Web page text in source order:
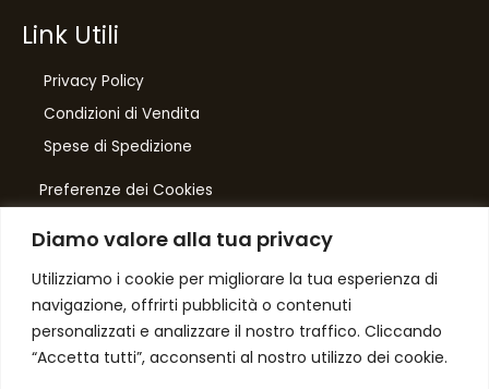
Diamo valore alla tua privacy
Utilizziamo i cookie per migliorare la tua esperienza di
navigazione, offrirti pubblicità o contenuti
personalizzati e analizzare il nostro traffico. Cliccando
“Accetta tutti”, acconsenti al nostro utilizzo dei cookie.
Link Utili
Privacy Policy
Condizioni di Vendita
Spese di Spedizione
Preferenze dei Cookies
Number One
di Domenico Toccacieli
Via G. Mazzini 5/C
61033 FERMIGNANO PU
C.F. TCCDNC64A31D541L
di sconto, solo per te
Iscriviti per ricevere il tuo sconto esclusivo e
e offerte!